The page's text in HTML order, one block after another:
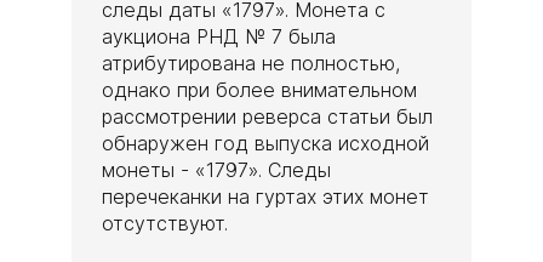
следы даты «1797». Монета с
аукциона РНД № 7 была
атрибутирована не полностью,
однако при более внимательном
рассмотрении реверса статьи был
обнаружен год выпуска исходной
монеты - «1797». Следы
перечеканки на гуртах этих монет
отсутствуют.